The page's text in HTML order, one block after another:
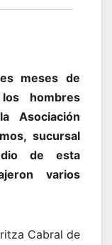
meses de
hombres
Asociación
sucursal
de esta
varios
Cabral de